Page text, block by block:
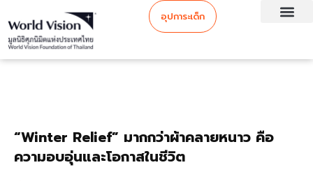
อุปการะเด็ก
“Winter Relief” มากกว่าผ้าคลายหนาว คือ
ความอบอุ่นและโอกาสในชีวิต